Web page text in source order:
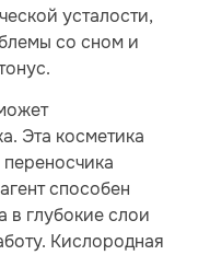
усталости,
со сном и
Эта косметика
способен
в глубокие слои
Кислородная